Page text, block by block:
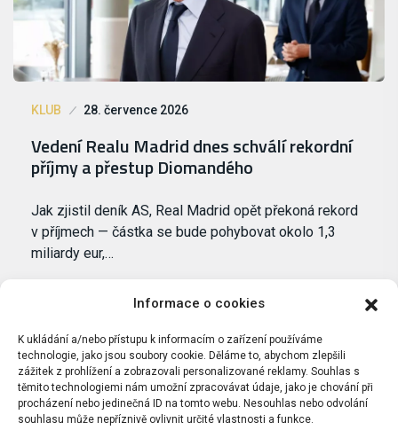
Informace o cookies
K ukládání a/nebo přístupu k informacím o zařízení používáme
technologie, jako jsou soubory cookie. Děláme to, abychom zlepšili
zážitek z prohlížení a zobrazovali personalizované reklamy. Souhlas s
těmito technologiemi nám umožní zpracovávat údaje, jako je chování při
procházení nebo jedinečná ID na tomto webu. Nesouhlas nebo odvolání
souhlasu může nepříznivě ovlivnit určité vlastnosti a funkce.
KLUB 28. července 2026
Vedení Realu Madrid dnes schválí rekordní
příjmy a přestup Diomandého
Jak zjistil deník AS, Real Madrid opět překoná rekord
v příjmech — částka se bude pohybovat okolo 1,3
miliardy eur,…